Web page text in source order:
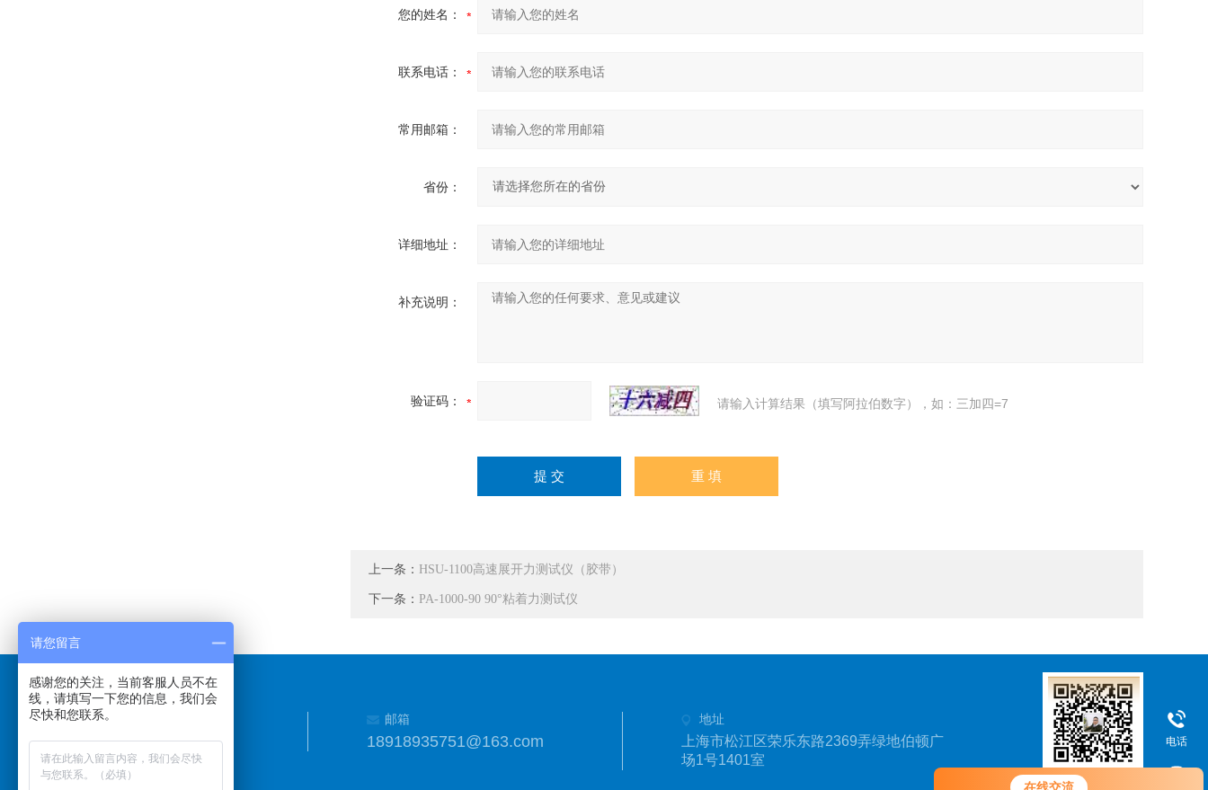
您好！欢迎前来咨询，很高兴为您
您的姓名：
联系电话：
常用邮箱：
省份：
详细地址：
补充说明：
验证码： 请输入计算结果（填写阿拉伯数字），如：三加四=7
上一条： HSU-1100高速展开力测试仪（胶带）
下一条： PA-1000-90 90°粘着力测试仪
邮箱
18918935751@163.com
地址
上海市松江区荣乐东路2369弄绿地伯顿广
场1号1401室
电话
请您留言
感谢您的关注，当前客服人员不在
线，请填写一下您的信息，我们会
尽快和您联系。